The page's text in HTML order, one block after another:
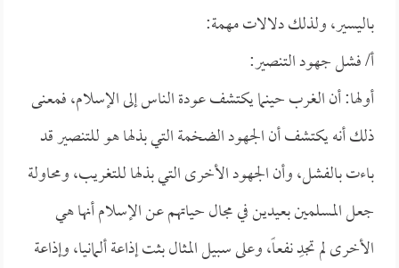
باليسير، ولذلك دلالات مهمة:
أ/ فشل جهود التنصير:
أولها: أن الغرب حينما يكتشف عودة الناس إلى الإسلام، فمعنى
ذلك أنه يكتشف أن الجهود الضخمة التي بذلها هو للتنصير قد
باءت بالفشل، وأن الجهود الأخرى التي بذلها للتغريب، ومحاولة
جعل المسلمين بعيدين في مجال حياتهم عن الإسلام أنها هي
الأخرى لم تجدِ نفعاً، وعلى سبيل المثال بثت إذاعة ألمانيا، وإذاعة